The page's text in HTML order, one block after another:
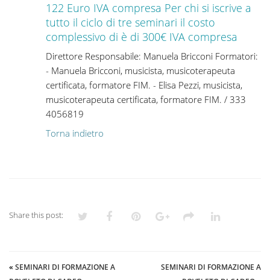
122 Euro IVA compresa Per chi si iscrive a
tutto il ciclo di tre seminari il costo
complessivo di è di 300€ IVA compresa
Direttore Responsabile: Manuela Bricconi Formatori:
- Manuela Bricconi, musicista, musicoterapeuta
certificata, formatore FIM. - Elisa Pezzi, musicista,
musicoterapeuta certificata, formatore FIM. / 333
4056819
Torna indietro
Share this post:
« SEMINARI DI FORMAZIONE A
SEMINARI DI FORMAZIONE A